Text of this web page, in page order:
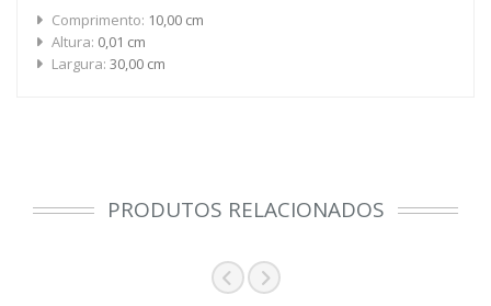
Comprimento: 10,00 cm
Altura: 0,01 cm
Largura: 30,00 cm
PRODUTOS RELACIONADOS